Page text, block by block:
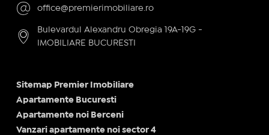
office@premierimobiliare.ro
Bulevardul Alexandru Obregia 19A-19G -
IMOBILIARE BUCURESTI
Sitemap Premier Imobiliare
Apartamente Bucuresti
Apartamente noi Berceni
Vanzari apartamente noi sector 4